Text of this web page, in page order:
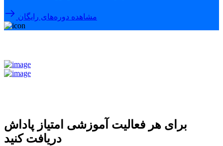
مشاهده دوره‌های رایگان
برای هر فعالیت آموزشی امتیاز پاداش
دریافت کنید